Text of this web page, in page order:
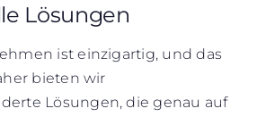
Lösungen
ist einzigartig, und das
bieten wir
Lösungen, die genau auf